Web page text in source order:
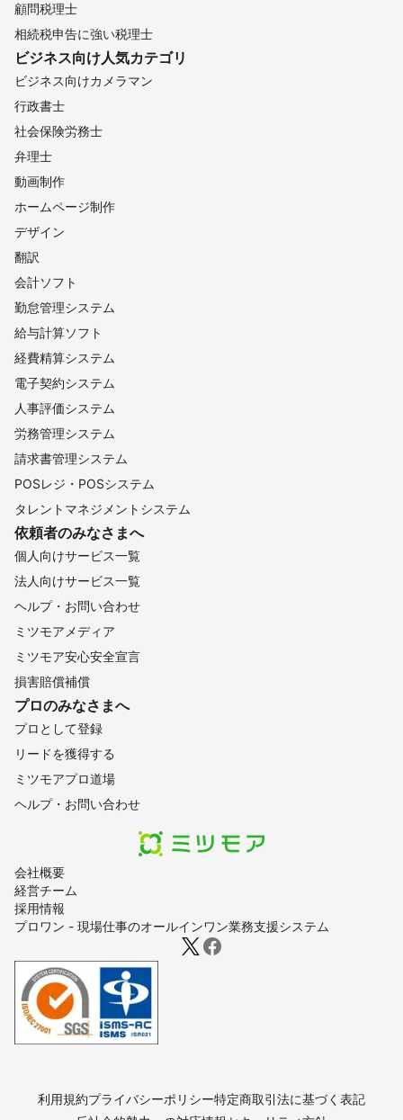
会社概要
経営チーム
採用情報
プロワン - 現場仕事のオールインワン業務支援システム
顧問税理士
相続税申告に強い税理士
ビジネス向け人気カテゴリ
ビジネス向けカメラマン
行政書士
社会保険労務士
弁理士
動画制作
ホームページ制作
デザイン
翻訳
会計ソフト
勤怠管理システム
給与計算ソフト
経費精算システム
電子契約システム
人事評価システム
労務管理システム
請求書管理システム
POSレジ・POSシステム
タレントマネジメントシステム
依頼者のみなさまへ
個人向けサービス一覧
法人向けサービス一覧
ヘルプ・お問い合わせ
ミツモアメディア
ミツモア安心安全宣言
損害賠償補償
プロのみなさまへ
プロとして登録
リードを獲得する
ミツモアプロ道場
ヘルプ・お問い合わせ
利用規約プライバシーポリシー特定商取引法に基づく表記